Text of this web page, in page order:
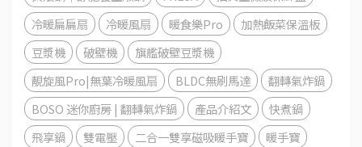
冷暖扁扁扇
冷暖風扇 暖食樂Pro
加熱飯菜保溫板
豆漿機
破壁機
旗艦破壁豆漿機
靚旋風Pro|無葉冷暖風扇
BLDC無刷馬達
翻轉氣炸鍋
BOSO 迷你廚房 | 翻轉氣炸鍋
產品介紹文
快煮鍋
飛享鍋
雙電壓 二合一雙享磁吸暖手寶
暖手寶